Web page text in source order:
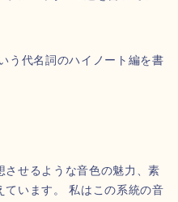
う代名詞のハイノート編を書
させるような音色の魅力、素
ています。 私はこの系統の音